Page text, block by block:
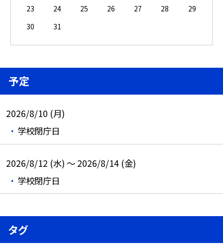
23
24 25 26 27 28
29
30
31
予定
2026/8/10 (月)
学校閉庁日
2026/8/12 (水) ～ 2026/8/14 (金)
学校閉庁日
タグ